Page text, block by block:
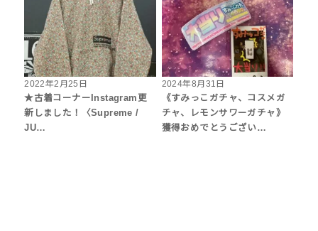
2022年2月25日
★古着コーナーInstagram更
新しました！〈Supreme /
JU…
2024年8月31日
《すみっこガチャ、コスメガ
チャ、レモンサワーガチャ》
獲得おめでとうござい…